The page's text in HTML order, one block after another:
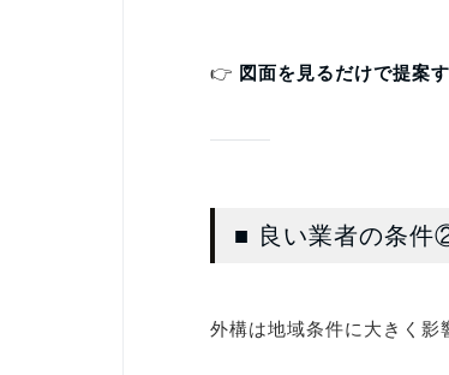
👉 図面を見るだけで提案
■ 良い業者の条件
外構は地域条件に大きく影